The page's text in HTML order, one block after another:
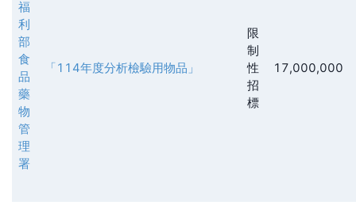
福
利
部
食
品
藥
物
管
理
署
「114年度分析檢驗用物品」
限
制
性
招
標
17,000,000